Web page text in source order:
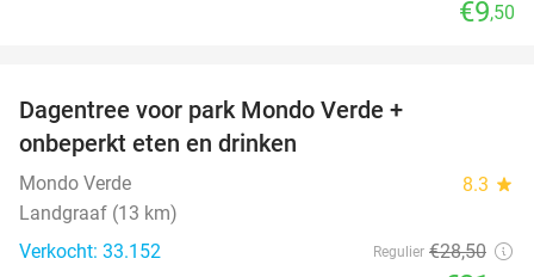
€9,50
Dagentree voor park Mondo Verde +
onbeperkt eten en drinken
Mondo Verde 8.3 star
Landgraaf (13 km)
Verkocht: 33.152
Regulier €28,50